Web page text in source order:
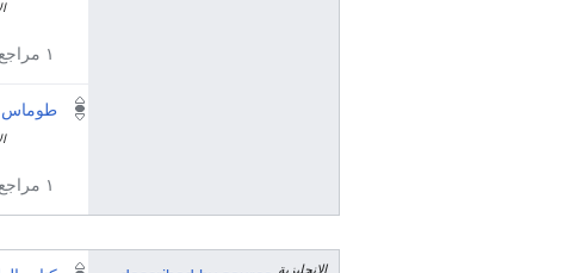
١ مراجع
طوماس
١ مراجع
الإنجليزية